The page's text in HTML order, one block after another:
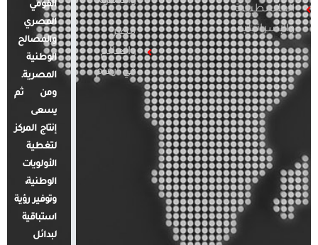
الفلسطينية
والإسرائيلية
مصر
والعالم
في أرقام
القومي
المصري
والمصالح
الوطنية
المصرية.
ومن ثم
يسعى
إنتاج المركز
لتغطية
الأولويات
الوطنية،
وتوفير رؤية
استباقية
لبدائل